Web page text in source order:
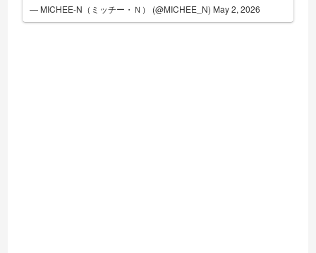
— MICHEE-N（ミッチー・Ｎ） (@MICHEE_N) May 2, 2026